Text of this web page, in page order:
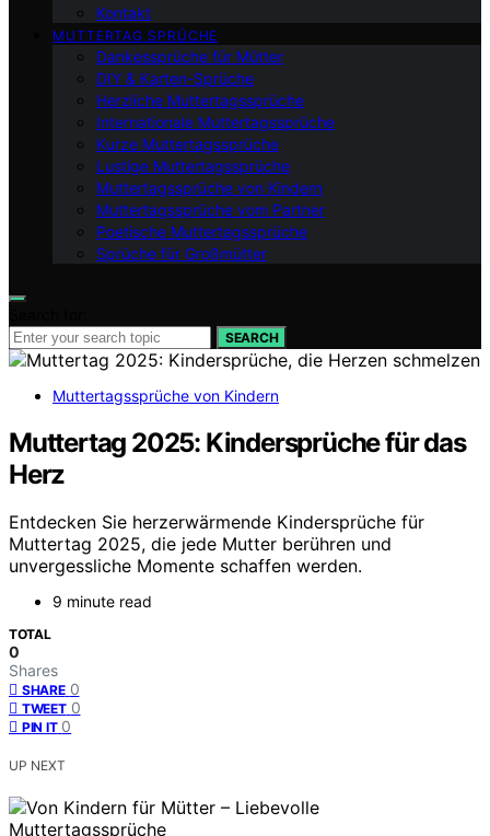
Kontakt
MUTTERTAG SPRÜCHE
Dankessprüche für Mütter
DIY & Karten-Sprüche
Herzliche Muttertagssprüche
Internationale Muttertagssprüche
Kurze Muttertagssprüche
Lustige Muttertagssprüche
Muttertagssprüche von Kindern
Muttertagssprüche vom Partner
Poetische Muttertagssprüche
Sprüche für Großmütter
SEARCH
Muttertagssprüche von Kindern
Muttertag 2025: Kindersprüche für das
Herz
Entdecken Sie herzerwärmende Kindersprüche für
Muttertag 2025, die jede Mutter berühren und
unvergessliche Momente schaffen werden.
9 minute read
TOTAL
0
Shares
SHARE 0
TWEET 0
PIN IT 0
UP NEXT